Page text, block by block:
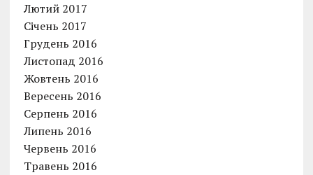
Лютий 2017
Січень 2017
Грудень 2016
Листопад 2016
Жовтень 2016
Вересень 2016
Серпень 2016
Липень 2016
Червень 2016
Травень 2016